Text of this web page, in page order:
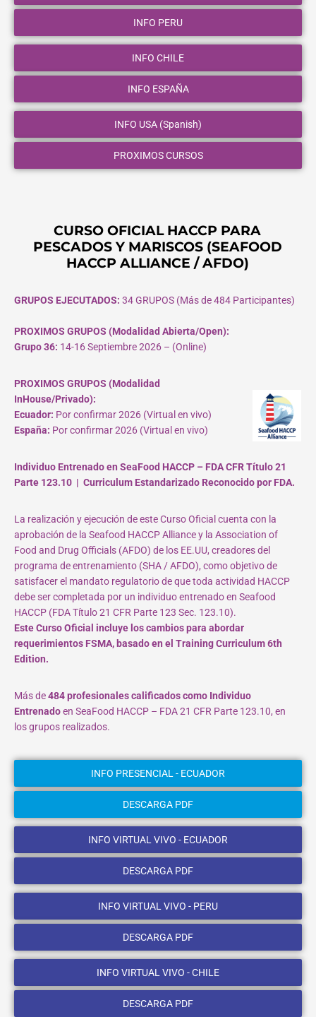
INFO PERU
INFO CHILE
INFO ESPAÑA
INFO USA (Spanish)
PROXIMOS CURSOS
CURSO OFICIAL HACCP PARA
PESCADOS Y MARISCOS (SEAFOOD
HACCP ALLIANCE / AFDO)
GRUPOS EJECUTADOS: 34 GRUPOS (Más de 484 Participantes)
PROXIMOS GRUPOS (Modalidad Abierta/Open):
Grupo 36: 14-16 Septiembre 2026 – (Online)
PROXIMOS GRUPOS (Modalidad
InHouse/Privado):
Ecuador: Por confirmar 2026 (Virtual en vivo)
España: Por confirmar 2026 (Virtual en vivo)
Individuo Entrenado en SeaFood HACCP – FDA CFR Título 21
Parte 123.10 | Curriculum Estandarizado Reconocido por FDA.
La realización y ejecución de este Curso Oficial cuenta con la
aprobación de la Seafood HACCP Alliance y la Association of
Food and Drug Officials (AFDO) de los EE.UU, creadores del
programa de entrenamiento (SHA / AFDO), como objetivo de
satisfacer el mandato regulatorio de que toda actividad HACCP
debe ser completada por un individuo entrenado en Seafood
HACCP (FDA Título 21 CFR Parte 123 Sec. 123.10).
Este Curso Oficial incluye los cambios para abordar
requerimientos FSMA, basado en el Training Curriculum 6th
Edition.
Más de484 profesionales calificados como Individuo
Entrenadoen SeaFood HACCP – FDA 21 CFR Parte 123.10, en
los grupos realizados.
INFO PRESENCIAL - ECUADOR
DESCARGA PDF
INFO VIRTUAL VIVO - ECUADOR
DESCARGA PDF
INFO VIRTUAL VIVO - PERU
DESCARGA PDF
INFO VIRTUAL VIVO - CHILE
DESCARGA PDF